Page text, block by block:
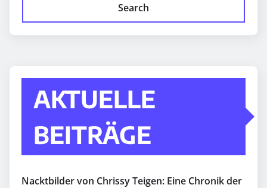
Search
AKTUELLE
BEITRÄGE
Nacktbilder von Chrissy Teigen: Eine Chronik der